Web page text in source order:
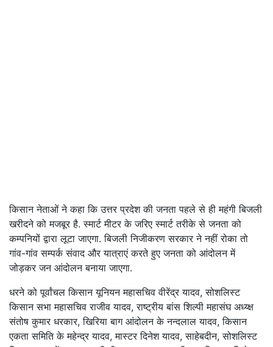
किसान नेताओं ने कहा कि उत्तर प्रदेश की जनता पहले से ही महंगी बिजली
खरीदने को मजबूर है. स्मार्ट मीटर के जरिए स्मार्ट तरीके से जनता को
कम्पनियों द्वारा लूटा जाएगा. बिजली निजीकरण सरकार ने नहीं रोका तो
गांव-गांव सम्पर्क संवाद और यात्राएं करते हुए जनता को आंदोलन में
जोड़कर जन आंदोलन बनाया जाएगा.
धरने को पूर्वांचल किसान यूनियन महासचिव वीरेंद्र यादव, सोशलिस्ट
किसान सभा महासचिव राजीव यादव, राष्ट्रीय बांस शिल्पी महासंघ अध्य्क्ष
संतोष कुमार धरकार, खिरिया बाग आंदोलन के नन्दलाल यादव, किसान
एकता समिति के महेन्द्र यादव, मास्टर दिनेश यादव, साहेबदीन, सोशलिस्ट